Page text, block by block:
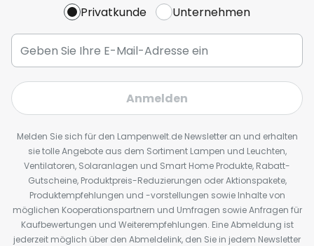
Privatkunde Unternehmen
Anmelden
Melden Sie sich für den Lampenwelt.de Newsletter an und erhalten
sie tolle Angebote aus dem Sortiment Lampen und Leuchten,
Ventilatoren, Solaranlagen und Smart Home Produkte, Rabatt-
Gutscheine, Produktpreis-Reduzierungen oder Aktionspakete,
Produktempfehlungen und -vorstellungen sowie Inhalte von
möglichen Kooperationspartnern und Umfragen sowie Anfragen für
Kaufbewertungen und Weiterempfehlungen. Eine Abmeldung ist
jederzeit möglich über den Abmeldelink, den Sie in jedem Newsletter